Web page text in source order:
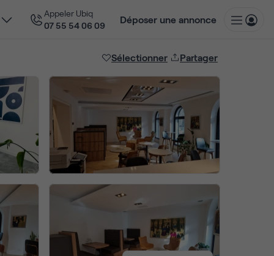
Appeler Ubiq
07 55 54 06 09
Déposer une annonce
Sélectionner Partager